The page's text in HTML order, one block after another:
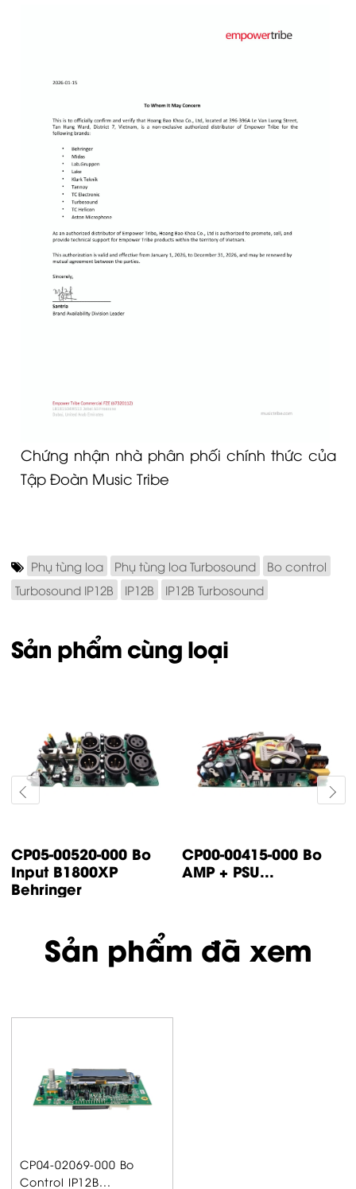
Chứng nhận nhà phân phối chính thức của
Tập Đoàn Music Tribe
Phụ tùng loa Phụ tùng loa Turbosound
Bo control
Turbosound IP12B
IP12B IP12B Turbosound
Sản phẩm cùng loại
CP14-00447-000 Bo
control IP500
Turbsound
CP05-00500-000 Bo
input IP1000 /
Sản phẩm đã xem
CP04-02069-000 Bo
Control IP12B...